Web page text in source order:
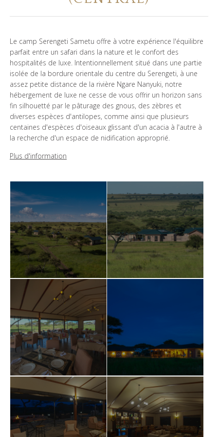
TÉMOIGNAGES
NOS GUIDES
CONTACTS
Le camp Serengeti Sametu offre à votre expérience l'équilibre
parfait entre un safari dans la nature et le confort des
hospitalités de luxe. Intentionnellement situé dans une partie
isolée de la bordure orientale du centre du Serengeti, à une
assez petite distance de la rivière Ngare Nanyuki, notre
hébergement de luxe ne cesse de vous offrir un horizon sans
fin silhouetté par le pâturage des gnous, des zèbres et
diverses espèces d'antilopes, comme ainsi que plusieurs
centaines d'espèces d'oiseaux glissant d'un acacia à l'autre à
la recherche d'un espace de nidification approprié.
Plus d'information